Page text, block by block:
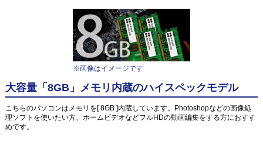
※画像はイメージです
大容量「8GB」メモリ内蔵のハイスペックモデル
こちらのパソコンはメモリを[ 8GB ]内蔵しています。Photoshopなどの画像処
理ソフトを使いたい方、ホームビデオなどフルHDの動画編集をする方におすす
めです。